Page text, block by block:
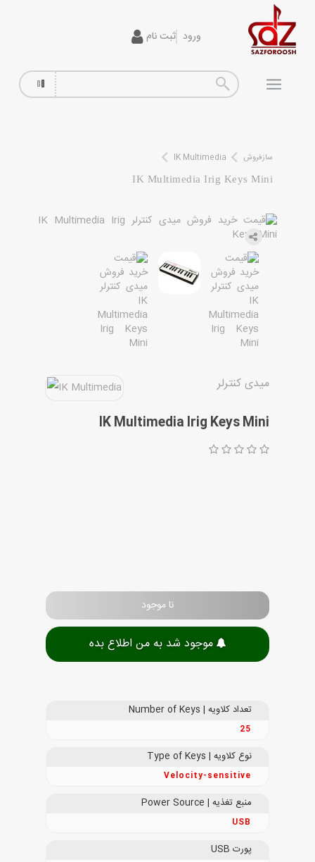
ورود ثبت نام
سیم گیتار
پیانو و کیبورد
تجهیزات استودیویی
دی جی
ساز و ادوات موسیقی
محصولات کارکرده
مقاله ها
سازفروش IK Multimedia
IK Multimedia Irig Keys Mini
میدی کنترلر
IK Multimedia Irig Keys Mini
نا موجود
موجود شد به من اطلاع بده
تعداد کلاویه | Number of Keys
25
نوع کلاویه | Type of Keys
Velocity-sensitive
منبع تغذیه | Power Source
USB
پورت USB